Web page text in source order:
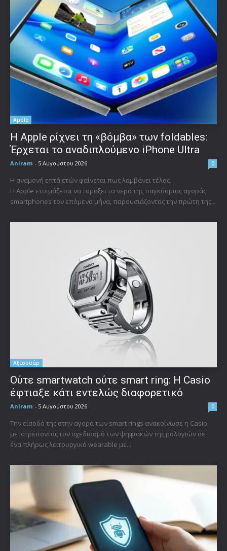
Apple
Η Apple ρίχνει τη «βόμβα» των foldables:
Έρχεται το αναδιπλούμενο iPhone Ultra
Aniram - 5 Αυγούστου 2026 0
Η αναμονή επτά ετών φαίνεται πως λαμβάνει τέλος.
Η Apple ετοιμάζεται να ταράξει τα νερά της παγκόσμιας αγοράς
smartphones τον επόμενο μήνα, παρουσιάζοντας την πρώτη της...
Αξεσουάρ
Ούτε smartwatch ούτε smart ring: Η Casio
έφτιαξε κάτι εντελώς διαφορετικό
Aniram - 5 Αυγούστου 2026 0
Την είσοδό της στην αγορά των smart rings ανακοίνωσε η Casio,
μετατρέποντας τον σχεδιασμό των ψηφιακών της ρολογιών σε
ένα πλήρως λειτουργικό wearable με...